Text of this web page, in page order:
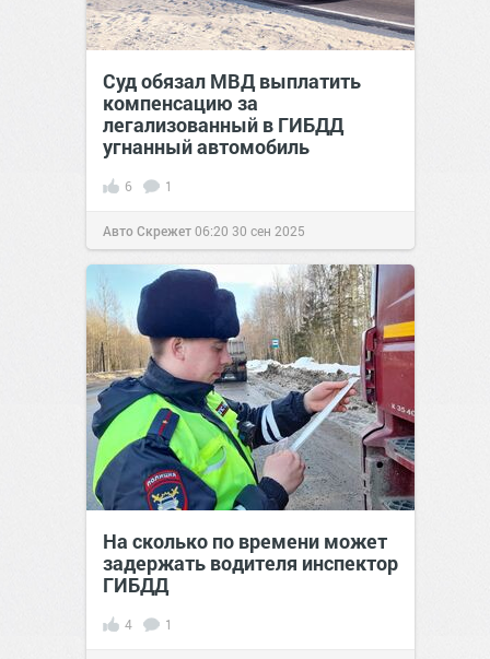
Суд обязал МВД выплатить
компенсацию за
легализованный в ГИБДД
угнанный автомобиль
6 1
Авто Скрежет06:20 30 сен 2025
На сколько по времени может
задержать водителя инспектор
ГИБДД
4 1